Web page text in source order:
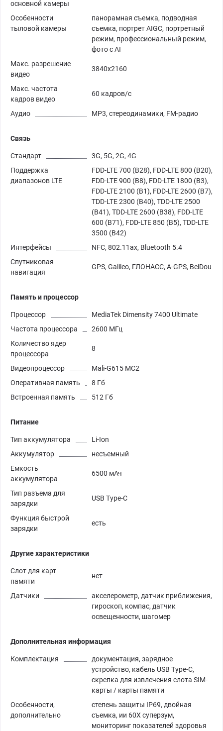
основной камеры
Особенности
тыловой камеры
панорамная съемка, подводная
съемка, портрет AIGC, портретный
режим, профессиональный режим,
фото с AI
Макс. разрешение
видео
3840x2160
Макс. частота
кадров видео
60 кадров/с
Аудио MP3, стереодинамики, FM-радио
Связь
Стандарт
3G, 5G, 2G, 4G
Поддержка
диапазонов LTE
FDD-LTE 700 (B28), FDD-LTE 800 (B20),
FDD-LTE 900 (B8), FDD-LTE 1800 (B3),
FDD-LTE 2100 (B1), FDD-LTE 2600 (B7),
TDD-LTE 2300 (B40), TDD-LTE 2500
(B41), TDD-LTE 2600 (B38), FDD-LTE
600 (B71), FDD-LTE 850 (B5), TDD-LTE
3500 (B42)
Интерфейсы
NFC, 802.11ax, Bluetooth 5.4
Спутниковая
навигация
GPS, Galileo, ГЛОНАСС, A-GPS, BeiDou
Память и процессор
Процессор
MediaTek Dimensity 7400 Ultimate
Частота процессора
2600 МГц
Количество ядер
процессора
8
Видеопроцессор
Mali-G615 MC2
Оперативная память
8 Гб
Встроенная память
512 Гб
Питание
Тип аккумулятора
Li-Ion
Аккумулятор
несъемный
Емкость
аккумулятора
6500 мАч
Тип разъема для
зарядки
USB Type-C
Функция быстрой
зарядки
есть
Другие характеристики
Слот для карт
памяти
нет
Датчики
акселерометр, датчик приближения,
гироскоп, компас, датчик
освещенности, шагомер
Дополнительная информация
Комплектация
документация, зарядное
устройство, кабель USB Type-C,
скрепка для извлечения слота SIM-
карты / карты памяти
Особенности,
дополнительно
степень защиты IP69, двойная
съемка, ии 60X суперзум,
мониторинг показателей здоровья